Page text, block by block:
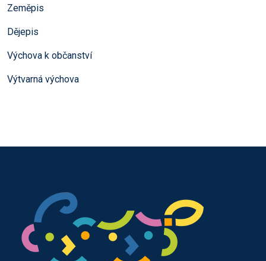
Zeměpis
Dějepis
Výchova k občanství
Výtvarná výchova